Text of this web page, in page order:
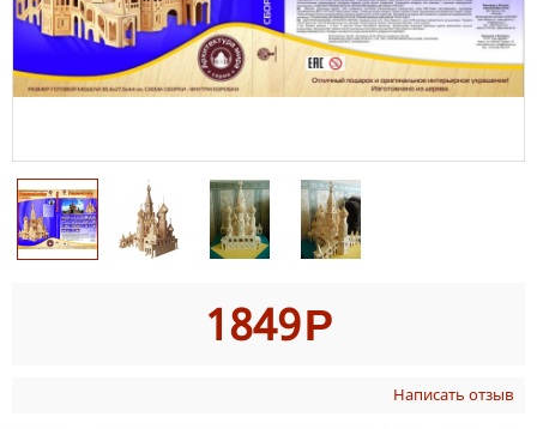
1849Р
Написать отзыв